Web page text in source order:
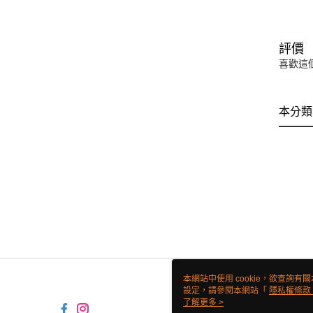
評價
喜歡這
本分
本網站中使用 cookie，欲查詢有
設定，請參閱本網站「 隱私權條款
使用 cookie。
了解更多 >